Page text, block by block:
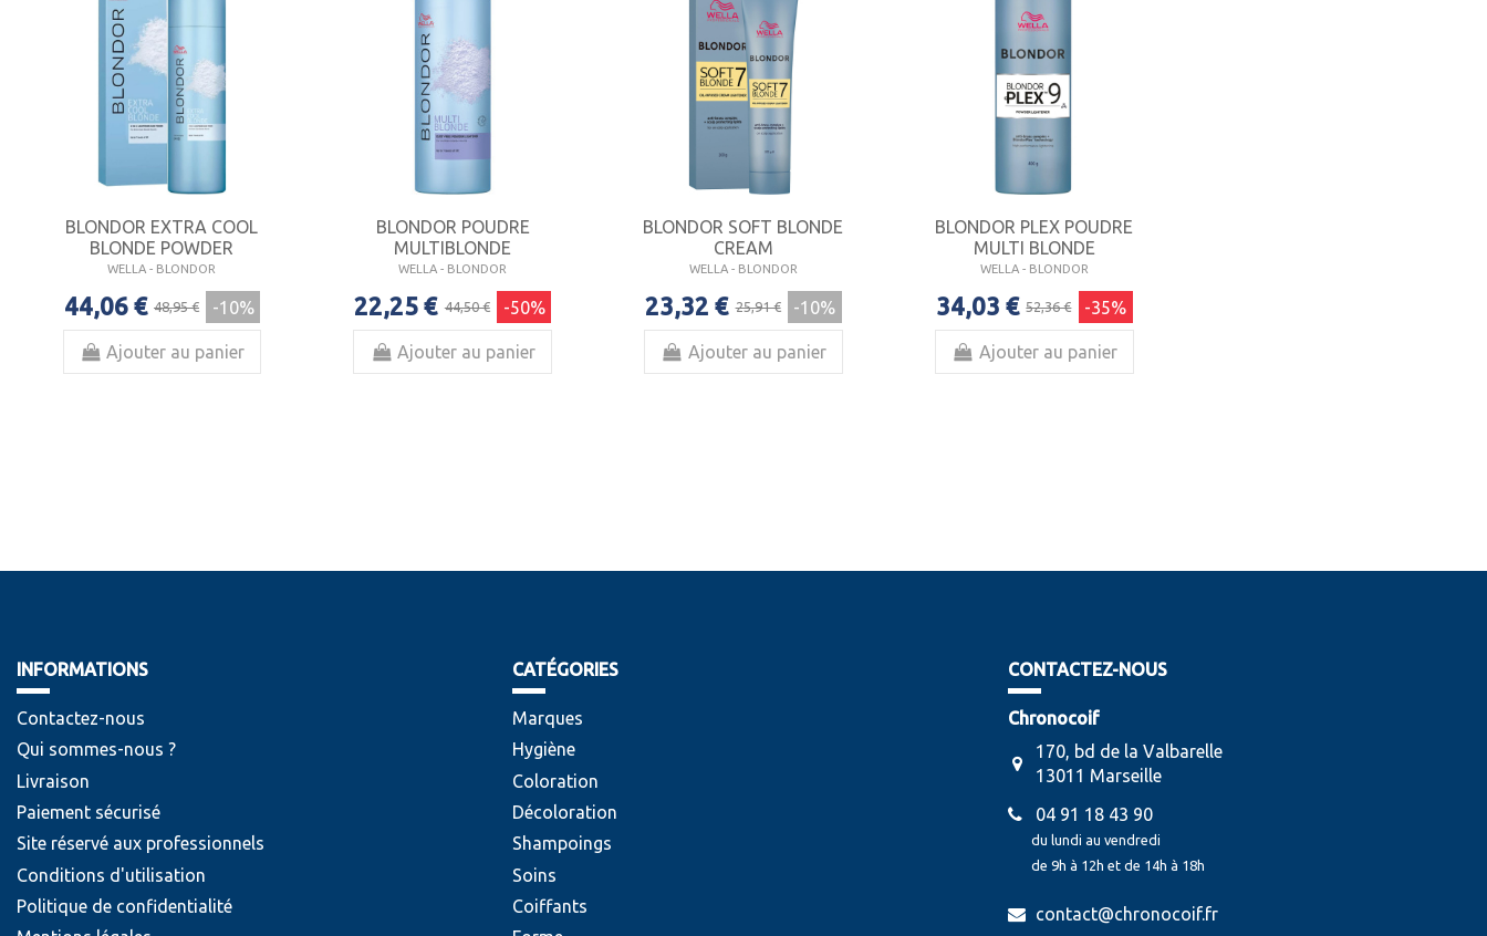
BLONDOR EXTRA COOL
BLONDE POWDER
WELLA - BLONDOR
44,06 € 48,95 € -10%
Ajouter au panier
BLONDOR POUDRE
MULTIBLONDE
WELLA - BLONDOR
22,25 € 44,50 € -50%
Ajouter au panier
BLONDOR SOFT BLONDE
CREAM
WELLA - BLONDOR
23,32 € 25,91 € -10%
Ajouter au panier
BLONDOR PLEX POUDRE
MULTI BLONDE
WELLA - BLONDOR
34,03 € 52,36 € -35%
Ajouter au panier
INFORMATIONS
Contactez-nous
Qui sommes-nous ?
Livraison
Paiement sécurisé
Site réservé aux professionnels
Conditions d'utilisation
Politique de confidentialité
CATÉGORIES
Marques
Hygiène
Coloration
Décoloration
Shampoings
Soins
Coiffants
CONTACTEZ-NOUS
Chronocoif
170, bd de la Valbarelle
13011 Marseille
04 91 18 43 90
du lundi au vendredi
de 9h à 12h et de 14h à 18h
contact@chronocoif.fr